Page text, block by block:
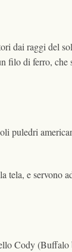
dai raggi del
filo di ferro, che
puledri
tela, e servono
Cody